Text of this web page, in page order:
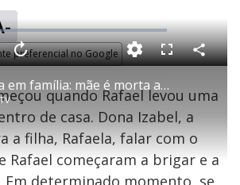
preferencial no Google
P
l
Tragédia em família: mãe é morta ao apartar briga entre os dois filhos
A
n
ç
a
1
s
e
u
n
o
F
l
s
c
e
n
C
o
a
r
quando Rafael levou uma
de casa. Dona Izabel, a
a filha, Rafaela, falar com o
Rafael começaram a brigar e a
determinado momento, se